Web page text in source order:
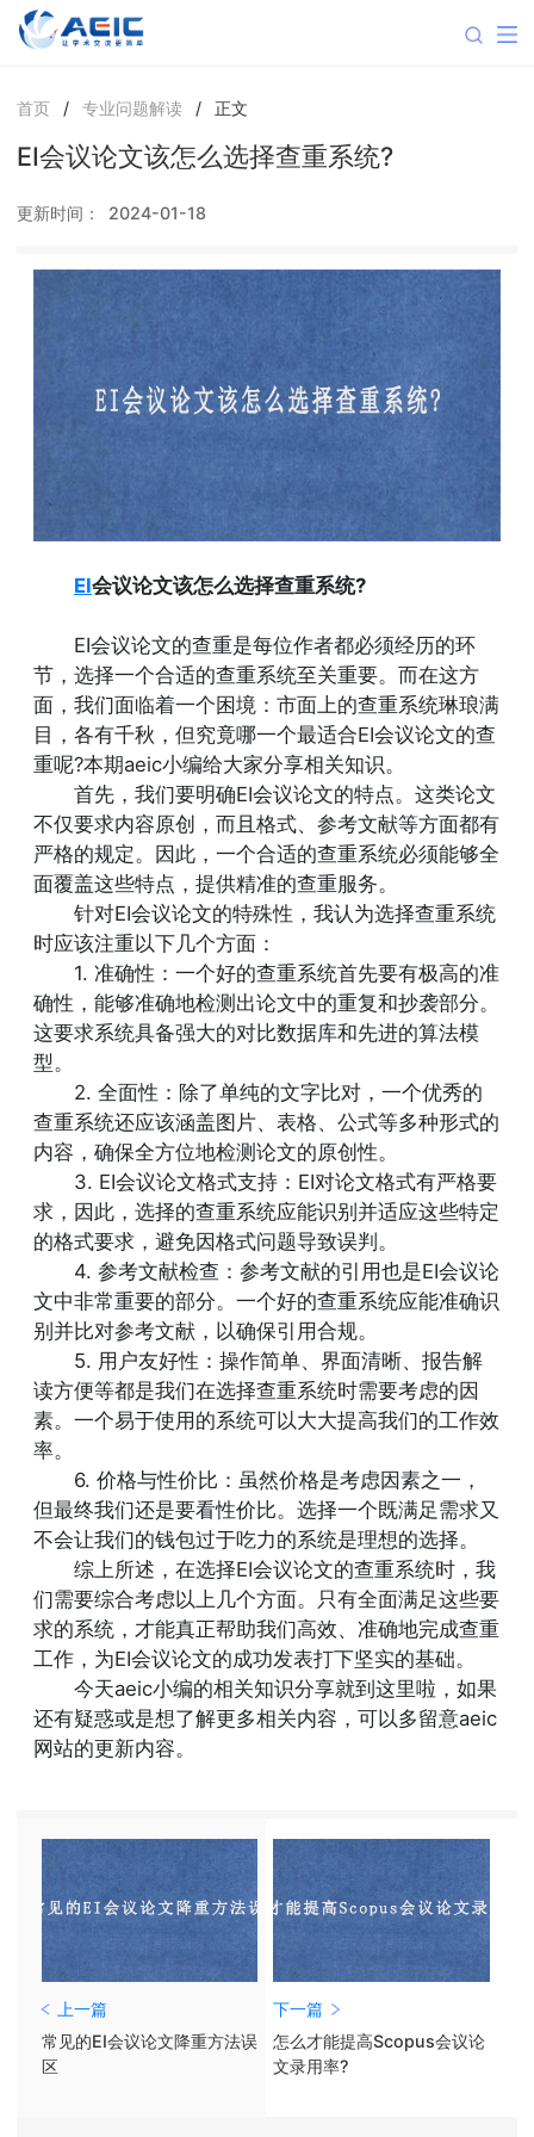
首页 / 专业问题解读 / 正文
EI会议论文该怎么选择查重系统?
更新时间： 2024-01-18
EI会议论文该怎么选择查重系统?
EI会议论文的查重是每位作者都必须经历的环
节，选择一个合适的查重系统至关重要。而在这方
面，我们面临着一个困境：市面上的查重系统琳琅满
目，各有千秋，但究竟哪一个最适合EI会议论文的查
重呢?本期aeic小编给大家分享相关知识。
首先，我们要明确EI会议论文的特点。这类论文
不仅要求内容原创，而且格式、参考文献等方面都有
严格的规定。因此，一个合适的查重系统必须能够全
面覆盖这些特点，提供精准的查重服务。
针对EI会议论文的特殊性，我认为选择查重系统
时应该注重以下几个方面：
1. 准确性：一个好的查重系统首先要有极高的准
确性，能够准确地检测出论文中的重复和抄袭部分。
这要求系统具备强大的对比数据库和先进的算法模
型。
2. 全面性：除了单纯的文字比对，一个优秀的
查重系统还应该涵盖图片、表格、公式等多种形式的
内容，确保全方位地检测论文的原创性。
3. EI会议论文格式支持：EI对论文格式有严格要
求，因此，选择的查重系统应能识别并适应这些特定
的格式要求，避免因格式问题导致误判。
4. 参考文献检查：参考文献的引用也是EI会议论
文中非常重要的部分。一个好的查重系统应能准确识
别并比对参考文献，以确保引用合规。
5. 用户友好性：操作简单、界面清晰、报告解
读方便等都是我们在选择查重系统时需要考虑的因
素。一个易于使用的系统可以大大提高我们的工作效
率。
6. 价格与性价比：虽然价格是考虑因素之一，
但最终我们还是要看性价比。选择一个既满足需求又
不会让我们的钱包过于吃力的系统是理想的选择。
综上所述，在选择EI会议论文的查重系统时，我
们需要综合考虑以上几个方面。只有全面满足这些要
求的系统，才能真正帮助我们高效、准确地完成查重
工作，为EI会议论文的成功发表打下坚实的基础。
今天aeic小编的相关知识分享就到这里啦，如果
还有疑惑或是想了解更多相关内容，可以多留意aeic
网站的更新内容。
上一篇
常见的EI会议论文降重方法误
区
下一篇
怎么才能提高Scopus会议论
文录用率?